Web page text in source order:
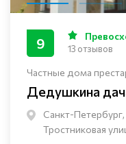
Частные дома
Дедушкина
Санкт-
Тростниковая
9 13 отзывов